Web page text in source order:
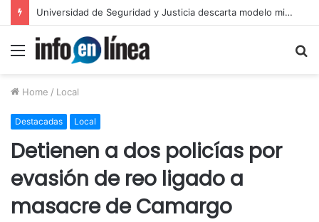
Layda Sansores anuncia acciones para fortalecer sectores en Campeche
Menu
Home / Local
Destacadas Local
Detienen a dos policías por
evasión de reo ligado a
masacre de Camargo